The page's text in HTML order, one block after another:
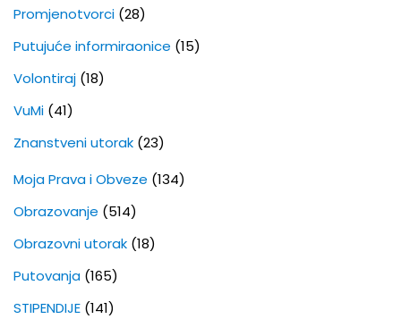
Promjenotvorci (28)
Putujuće informiraonice (15)
Volontiraj (18)
VuMi (41)
Znanstveni utorak (23)
Moja Prava i Obveze (134)
Obrazovanje (514)
Obrazovni utorak (18)
Putovanja (165)
STIPENDIJE (141)